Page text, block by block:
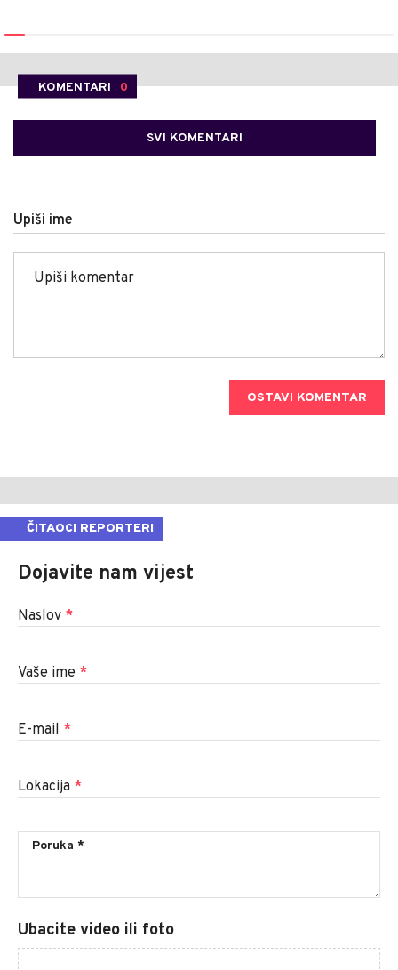
KOMENTARI 0
SVI KOMENTARI
Upiši ime
OSTAVI KOMENTAR
ČITAOCI REPORTERI
Dojavite nam vijest
Naslov *
Vaše ime *
E-mail *
Lokacija *
Ubacite video ili foto